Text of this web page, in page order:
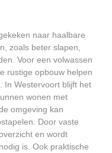
naar haalbare
zoals beter slapen,
Voor een volwassen
rustige opbouw helpen
In Westervoort blijft het
wonen met
omgeving kan
Door vaste
en wordt
is. Ook praktische